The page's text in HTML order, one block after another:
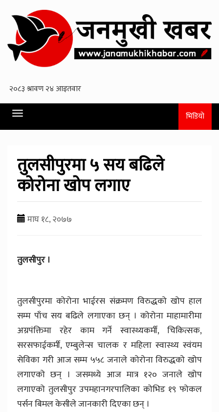
Toggle
navigation
भिडियो
तुलसीपुरमा ५ सय बढिले
कोरोना खोप लगाए
माघ १८, २०७७
तुलसीपुर ।
तुलसीपुरमा कोरोना भाईरस संक्रमण विरुद्धको खोप हाल
सम्म पाँच सय बढिले लगाएका छन् । कोरोना माहामारीमा
अग्रपंक्तिमा रहेर काम गर्ने स्वास्थ्यकर्मी, चिकित्सक,
सरसफाईकर्मी, एम्बुलेन्स चालक र महिला स्वास्थ्य स्वंयम
सेविका गरी आज सम्म ५५८ जनाले कोरोना विरुद्धको खोप
लगाएको छन् । जसमध्ये आज मात्र १२० जनाले खोप
लगाएको तुलसीपुर उपमहानगरपालिका कोभिड १९ फोकल
पर्सन बिमल केसीले जानकारी दिएका छन् ।